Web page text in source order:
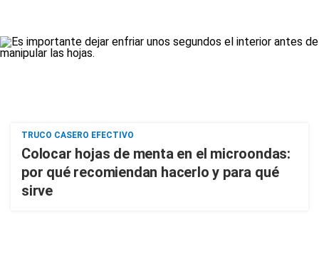
TRUCO CASERO EFECTIVO
Colocar hojas de menta en el microondas:
por qué recomiendan hacerlo y para qué
sirve